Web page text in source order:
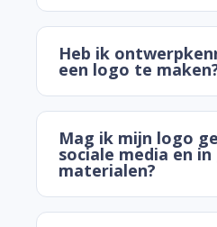
Heb ik
een logo te
Mag ik mijn logo
sociale media en
materialen?